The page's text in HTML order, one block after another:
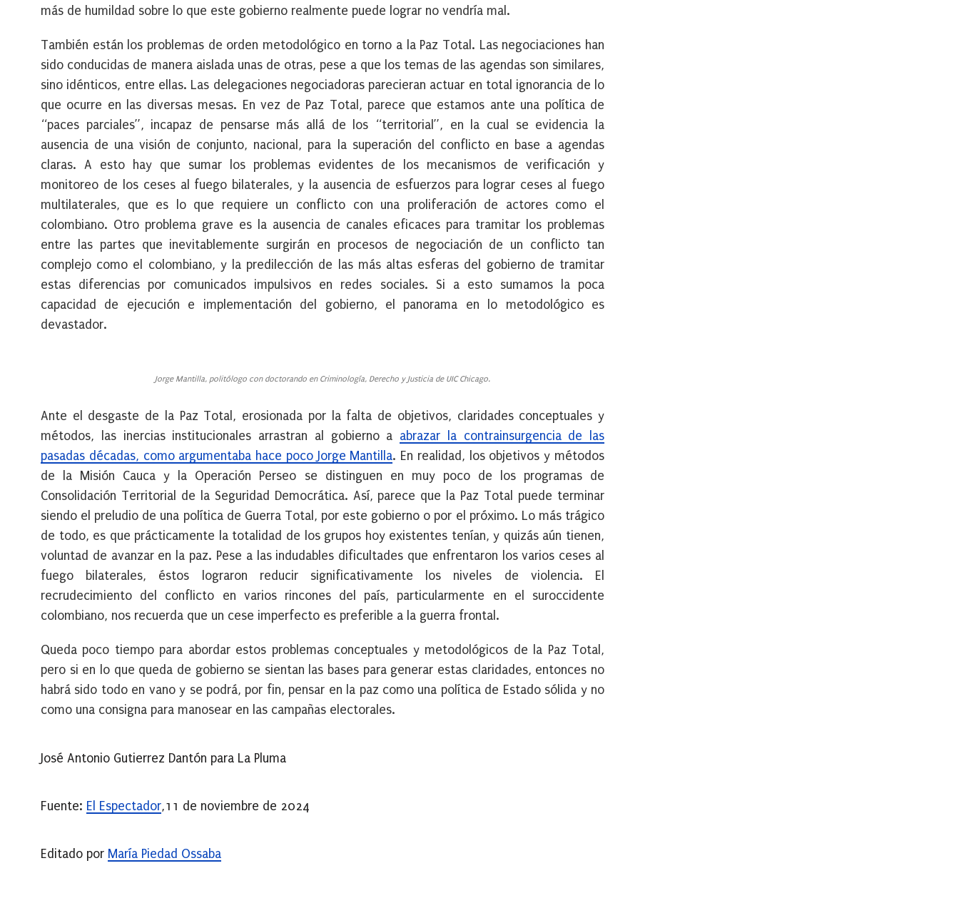
más de humildad sobre lo que este gobierno realmente puede lograr no vendría mal.
También están los problemas de orden metodológico en torno a la Paz Total. Las negociaciones han
sido conducidas de manera aislada unas de otras, pese a que los temas de las agendas son similares,
sino idénticos, entre ellas. Las delegaciones negociadoras parecieran actuar en total ignorancia de lo
que ocurre en las diversas mesas. En vez de Paz Total, parece que estamos ante una política de
“paces parciales”, incapaz de pensarse más allá de los “territorial”, en la cual se evidencia la
ausencia de una visión de conjunto, nacional, para la superación del conflicto en base a agendas
claras. A esto hay que sumar los problemas evidentes de los mecanismos de verificación y
monitoreo de los ceses al fuego bilaterales, y la ausencia de esfuerzos para lograr ceses al fuego
multilaterales, que es lo que requiere un conflicto con una proliferación de actores como el
colombiano. Otro problema grave es la ausencia de canales eficaces para tramitar los problemas
entre las partes que inevitablemente surgirán en procesos de negociación de un conflicto tan
complejo como el colombiano, y la predilección de las más altas esferas del gobierno de tramitar
estas diferencias por comunicados impulsivos en redes sociales. Si a esto sumamos la poca
capacidad de ejecución e implementación del gobierno, el panorama en lo metodológico es
devastador.
Jorge Mantilla, politólogo con doctorando en Criminología, Derecho y Justicia de UIC Chicago.
Ante el desgaste de la Paz Total, erosionada por la falta de objetivos, claridades conceptuales y
métodos, las inercias institucionales arrastran al gobierno a abrazar la contrainsurgencia de las
pasadas décadas, como argumentaba hace poco Jorge Mantilla. En realidad, los objetivos y métodos
de la Misión Cauca y la Operación Perseo se distinguen en muy poco de los programas de
Consolidación Territorial de la Seguridad Democrática. Así, parece que la Paz Total puede terminar
siendo el preludio de una política de Guerra Total, por este gobierno o por el próximo. Lo más trágico
de todo, es que prácticamente la totalidad de los grupos hoy existentes tenían, y quizás aún tienen,
voluntad de avanzar en la paz. Pese a las indudables dificultades que enfrentaron los varios ceses al
fuego bilaterales, éstos lograron reducir significativamente los niveles de violencia. El
recrudecimiento del conflicto en varios rincones del país, particularmente en el suroccidente
colombiano, nos recuerda que un cese imperfecto es preferible a la guerra frontal.
Queda poco tiempo para abordar estos problemas conceptuales y metodológicos de la Paz Total,
pero si en lo que queda de gobierno se sientan las bases para generar estas claridades, entonces no
habrá sido todo en vano y se podrá, por fin, pensar en la paz como una política de Estado sólida y no
como una consigna para manosear en las campañas electorales.
José Antonio Gutierrez Dantón para La Pluma
Fuente: El Espectador,11 de noviembre de 2024
Editado por María Piedad Ossaba